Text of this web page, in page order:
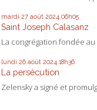
mardi 27 août 2024 06h05
Saint Joseph Calasanz
La congrégation fondée
lundi 26 août 2024 18h36
La persécution
Zelensky a signé et